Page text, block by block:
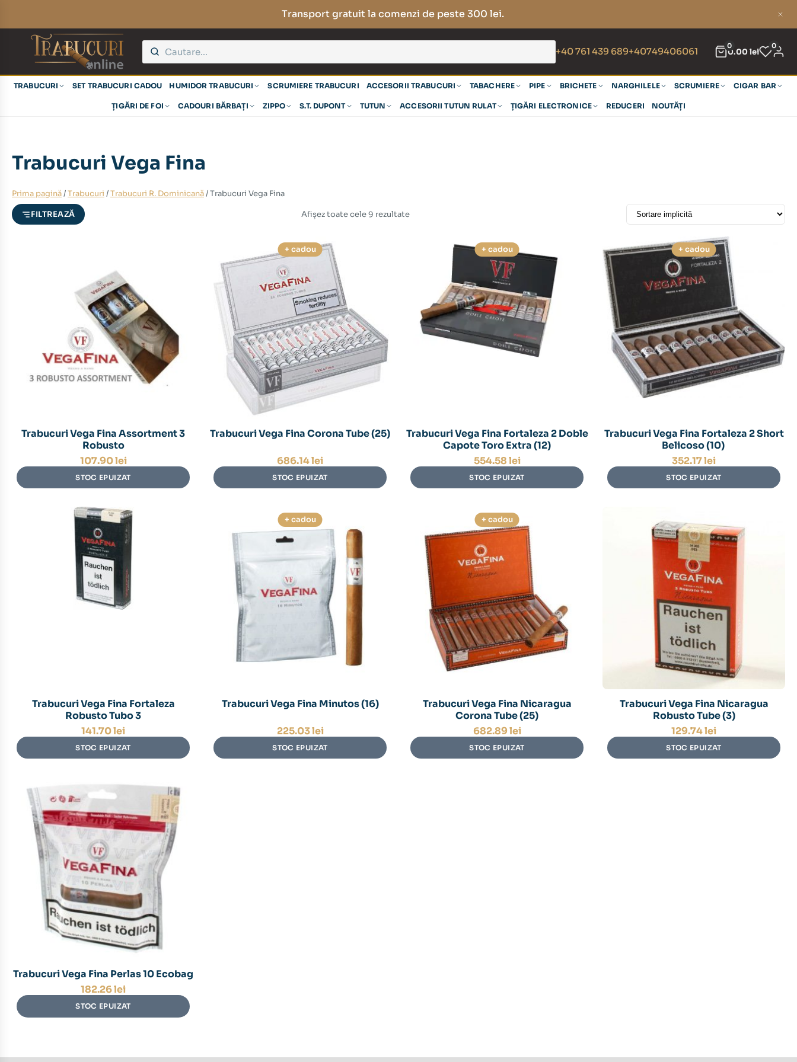
Transport gratuit la comenzi de peste 300 lei.
+40 761 439 689+40749406061 0
0.00lei
0
TRABUCURI SET TRABUCURI CADOU HUMIDOR TRABUCURI SCRUMIERE TRABUCURI ACCESORII TRABUCURI TABACHERE PIPE BRICHETE NARGHILELE SCRUMIERE CIGAR BAR
ȚIGĂRI DE FOI CADOURI BĂRBAȚI ZIPPO S.T. DUPONT TUTUN ACCESORII TUTUN RULAT ȚIGĂRI ELECTRONICE REDUCERI NOUTĂȚI
Trabucuri Vega Fina
Prima pagină/Trabucuri /Trabucuri R. Dominicană/ Trabucuri Vega Fina
FILTREAZĂ Afișez toate cele 9 rezultate
Trabucuri Vega Fina Assortment 3
Robusto
107.90lei
STOC EPUIZAT
+ cadou
Trabucuri Vega Fina Corona Tube (25)
686.14lei
STOC EPUIZAT
+ cadou
Trabucuri Vega Fina Fortaleza 2 Doble
Capote Toro Extra (12)
554.58lei
STOC EPUIZAT
+ cadou
Trabucuri Vega Fina Fortaleza 2 Short
Belicoso (10)
352.17lei
STOC EPUIZAT
Trabucuri Vega Fina Fortaleza
Robusto Tubo 3
141.70lei
STOC EPUIZAT
+ cadou
Trabucuri Vega Fina Minutos (16)
225.03lei
STOC EPUIZAT
+ cadou
Trabucuri Vega Fina Nicaragua
Corona Tube (25)
682.89lei
STOC EPUIZAT
Trabucuri Vega Fina Nicaragua
Robusto Tube (3)
129.74lei
STOC EPUIZAT
Trabucuri Vega Fina Perlas 10 Ecobag
182.26lei
STOC EPUIZAT